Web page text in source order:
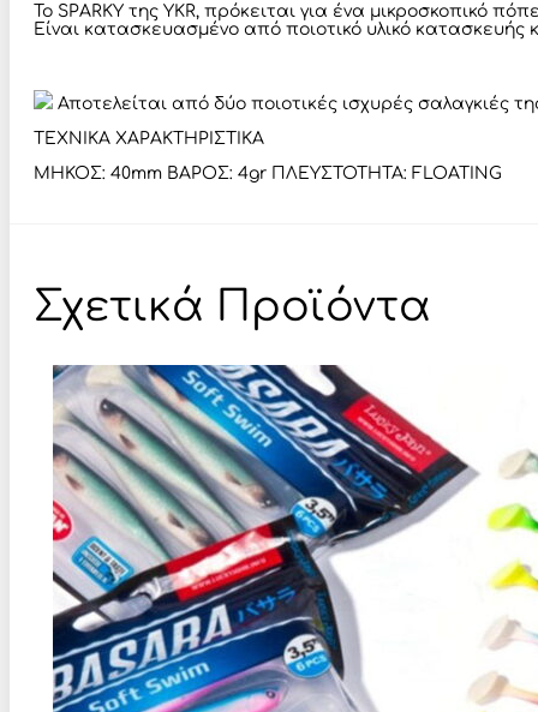
Το SPARKY της YKR, πρόκειται για ένα μικροσκοπικό
Είναι κατασκευασμένο από ποιοτικό υλικό
Αποτελείται από δύο ποιοτικές ισχυρές σαλαγκιές
ΤΕΧΝΙΚΑ ΧΑΡΑΚΤΗΡΙΣΤΙΚΑ
ΜΗΚΟΣ: 40mm ΒΑΡΟΣ: 4gr ΠΛΕΥΣΤΟΤΗΤΑ: FLOATING
Σχετικά Προϊόντα